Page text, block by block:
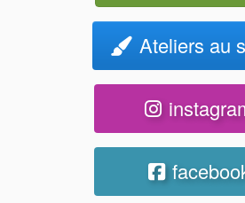
Ateliers au